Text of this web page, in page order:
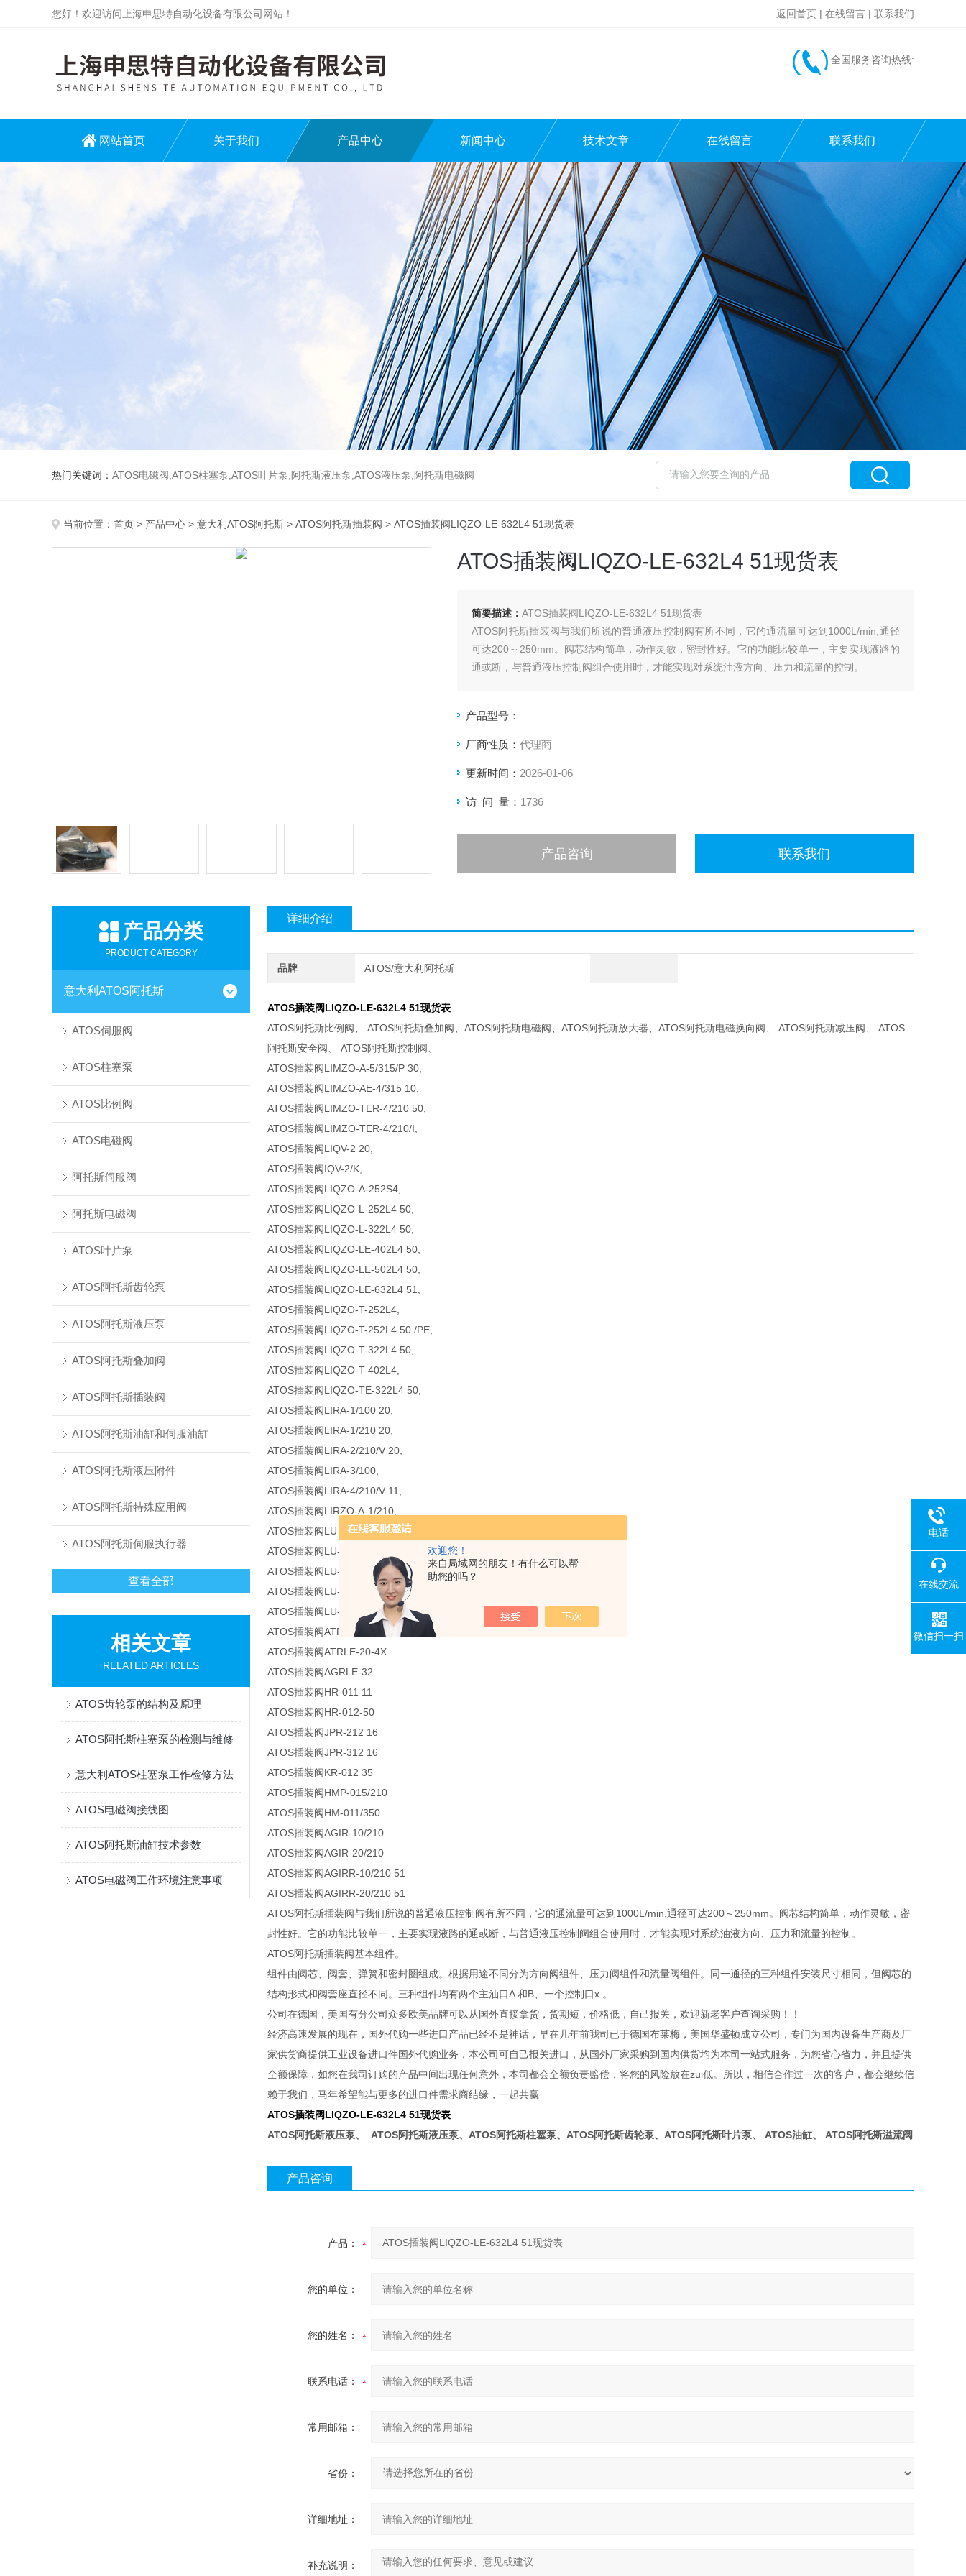
欢迎您！
来自局域网的朋友！有什么可以帮
助您的吗？
您好！欢迎访问上海申思特自动化设备有限公司网站！ 返回首页 | 在线留言 | 联系我们
全国服务咨询热线:
网站首页 关于我们 产品中心 新闻中心 技术文章 在线留言 联系我们
热门关键词： ATOS电磁阀,ATOS柱塞泵,ATOS叶片泵,阿托斯液压泵,ATOS液压泵,阿托斯电磁阀
当前位置： 首页 > 产品中心 > 意大利ATOS阿托斯 > ATOS阿托斯插装阀 > ATOS插装阀LIQZO-LE-632L4 51现货表
ATOS插装阀LIQZO-LE-632L4 51现货表
简要描述： ATOS插装阀LIQZO-LE-632L4 51现货表
ATOS阿托斯插装阀与我们所说的普通液压控制阀有所不同，它的通流量可达到1000L/min,通径
可达200～250mm。阀芯结构简单，动作灵敏，密封性好。它的功能比较单一，主要实现液路的
通或断，与普通液压控制阀组合使用时，才能实现对系统油液方向、压力和流量的控制。
产品型号：
厂商性质： 代理商
更新时间： 2026-01-06
访 问 量： 1736
产品咨询 联系我们
产品分类
PRODUCT CATEGORY
意大利ATOS阿托斯
ATOS伺服阀
ATOS柱塞泵
ATOS比例阀
ATOS电磁阀
阿托斯伺服阀
阿托斯电磁阀
ATOS叶片泵
ATOS阿托斯齿轮泵
ATOS阿托斯液压泵
ATOS阿托斯叠加阀
ATOS阿托斯插装阀
ATOS阿托斯油缸和伺服油缸
ATOS阿托斯液压附件
ATOS阿托斯特殊应用阀
ATOS阿托斯伺服执行器
查看全部
相关文章
RELATED ARTICLES
ATOS齿轮泵的结构及原理
ATOS阿托斯柱塞泵的检测与维修
意大利ATOS柱塞泵工作检修方法
ATOS电磁阀接线图
ATOS阿托斯油缸技术参数
ATOS电磁阀工作环境注意事项
详细介绍
品牌 ATOS/意大利阿托斯
ATOS插装阀LIQZO-LE-632L4 51现货表
ATOS阿托斯比例阀、 ATOS阿托斯叠加阀、ATOS阿托斯电磁阀、ATOS阿托斯放大器、ATOS阿托斯电磁换向阀、 ATOS阿托斯减压阀、 ATOS
阿托斯安全阀、 ATOS阿托斯控制阀、
ATOS插装阀LIMZO-A-5/315/P 30,
ATOS插装阀LIMZO-AE-4/315 10,
ATOS插装阀LIMZO-TER-4/210 50,
ATOS插装阀LIMZO-TER-4/210/I,
ATOS插装阀LIQV-2 20,
ATOS插装阀IQV-2/K,
ATOS插装阀LIQZO-A-252S4,
ATOS插装阀LIQZO-L-252L4 50,
ATOS插装阀LIQZO-L-322L4 50,
ATOS插装阀LIQZO-LE-402L4 50,
ATOS插装阀LIQZO-LE-502L4 50,
ATOS插装阀LIQZO-LE-632L4 51,
ATOS插装阀LIQZO-T-252L4,
ATOS插装阀LIQZO-T-252L4 50 /PE,
ATOS插装阀LIQZO-T-322L4 50,
ATOS插装阀LIQZO-T-402L4,
ATOS插装阀LIQZO-TE-322L4 50,
ATOS插装阀LIRA-1/100 20,
ATOS插装阀LIRA-1/210 20,
ATOS插装阀LIRA-2/210/V 20,
ATOS插装阀LIRA-3/100,
ATOS插装阀LIRA-4/210/V 11,
ATOS插装阀LIRZO-A-1/210,
ATOS插装阀LU-02C-UX 230RC,
ATOS插装阀LU-02C-UX 24DC 26,
ATOS插装阀LU-03A-UX 24DC 26,
ATOS插装阀LU-03C-UX 230RC 26,
ATOS插装阀LU-03C-UX 24DC 26
ATOS插装阀ATRLE-10-4X
ATOS插装阀ATRLE-20-4X
ATOS插装阀AGRLE-32
ATOS插装阀HR-011 11
ATOS插装阀HR-012-50
ATOS插装阀JPR-212 16
ATOS插装阀JPR-312 16
ATOS插装阀KR-012 35
ATOS插装阀HMP-015/210
ATOS插装阀HM-011/350
ATOS插装阀AGIR-10/210
ATOS插装阀AGIR-20/210
ATOS插装阀AGIRR-10/210 51
ATOS插装阀AGIRR-20/210 51
ATOS阿托斯插装阀与我们所说的普通液压控制阀有所不同，它的通流量可达到1000L/min,通径可达200～250mm。阀芯结构简单，动作灵敏，密
封性好。它的功能比较单一，主要实现液路的通或断，与普通液压控制阀组合使用时，才能实现对系统油液方向、压力和流量的控制。
ATOS阿托斯插装阀基本组件。
组件由阀芯、阀套、弹簧和密封圈组成。根据用途不同分为方向阀组件、压力阀组件和流量阀组件。同一通径的三种组件安装尺寸相同，但阀芯的
结构形式和阀套座直径不同。三种组件均有两个主油口A 和B、一个控制口x 。
公司在德国，美国有分公司众多欧美品牌可以从国外直接拿货，货期短，价格低，自己报关，欢迎新老客户查询采购！！
经济高速发展的现在，国外代购一些进口产品已经不是神话，早在几年前我司已于德国布莱梅，美国华盛顿成立公司，专门为国内设备生产商及厂
家供货商提供工业设备进口件国外代购业务，本公司可自己报关进口，从国外厂家采购到国内供货均为本司一站式服务，为您省心省力，并且提供
全额保障，如您在我司订购的产品中间出现任何意外，本司都会全额负责赔偿，将您的风险放在zui低。所以，相信合作过一次的客户，都会继续信
赖于我们，马年希望能与更多的进口件需求商结缘，一起共赢
ATOS插装阀LIQZO-LE-632L4 51现货表
ATOS阿托斯液压泵、 ATOS阿托斯液压泵、ATOS阿托斯柱塞泵、ATOS阿托斯齿轮泵、ATOS阿托斯叶片泵、 ATOS油缸、 ATOS阿托斯溢流阀
产品咨询
产品：
您的单位：
您的姓名：
联系电话：
常用邮箱：
省份：
详细地址：
补充说明：
电话
在线交流
微信扫一扫